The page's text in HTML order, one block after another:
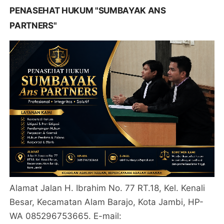
PENASEHAT HUKUM "SUMBAYAK ANS
PARTNERS"
Alamat Jalan H. Ibrahim No. 77 RT.18, Kel. Kenali
Besar, Kecamatan Alam Barajo, Kota Jambi, HP-
WA 085296753665. E-mail: